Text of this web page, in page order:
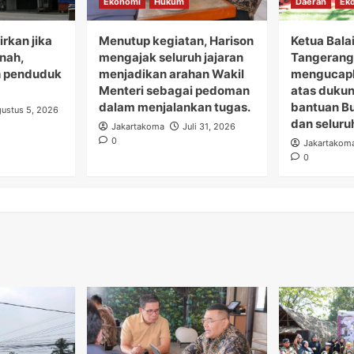
jika
penduduk
5, 2026
Menutup kegiatan, Harison
mengajak seluruh jajaran
menjadikan arahan Wakil
Menteri sebagai pedoman
dalam menjalankan tugas.
Jakartakoma
Juli 31, 2026
0
Ketua
atas
bantuan
dan
0